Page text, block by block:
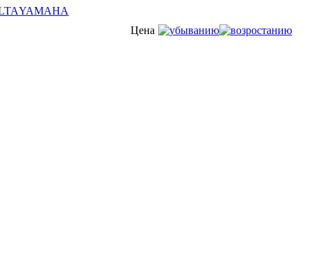
YAMAHA
Цена